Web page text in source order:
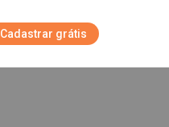
Cadastrar grátis